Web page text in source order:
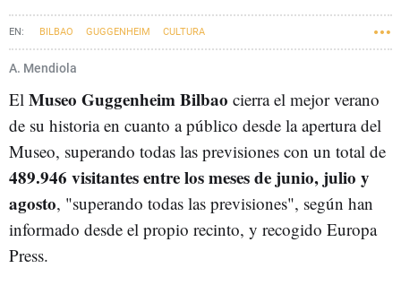
BILBAO GUGGENHEIM CULTURA
A. Mendiola
El Museo Guggenheim Bilbao cierra el mejor verano
de su historia en cuanto a público desde la apertura del
Museo, superando todas las previsiones con un total de
489.946 visitantes entre los meses de junio, julio y
agosto, "superando todas las previsiones", según han
informado desde el propio recinto, y recogido Europa
Press.